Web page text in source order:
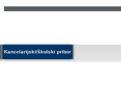
Kancelarijski/školski pribor